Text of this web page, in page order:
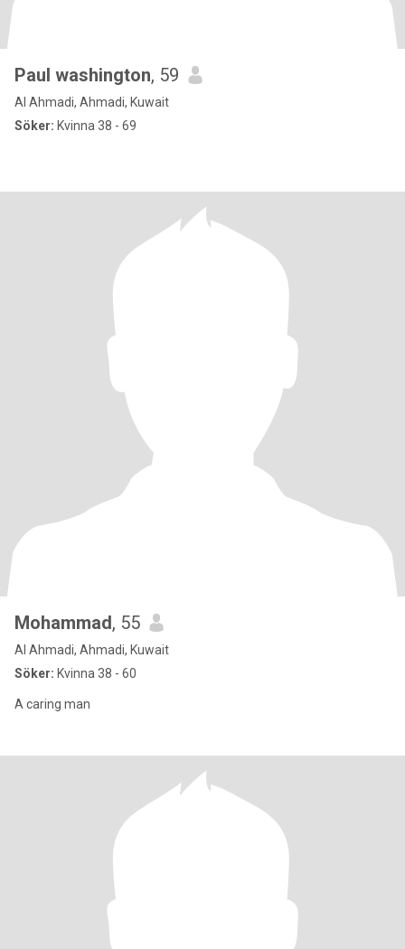
Paul washington, 59
Al Ahmadi, Ahmadi, Kuwait
Söker: Kvinna 38 - 69
Mohammad, 55
Al Ahmadi, Ahmadi, Kuwait
Söker: Kvinna 38 - 60
A caring man